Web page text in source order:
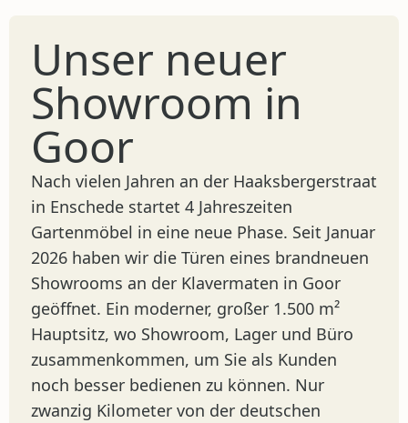
Unser neuer
Showroom in
Goor
Nach vielen Jahren an der Haaksbergerstraat
in Enschede startet 4 Jahreszeiten
Gartenmöbel in eine neue Phase. Seit Januar
2026 haben wir die Türen eines brandneuen
Showrooms an der Klavermaten in Goor
geöffnet. Ein moderner, großer 1.500 m²
Hauptsitz, wo Showroom, Lager und Büro
zusammenkommen, um Sie als Kunden
noch besser bedienen zu können. Nur
zwanzig Kilometer von der deutschen